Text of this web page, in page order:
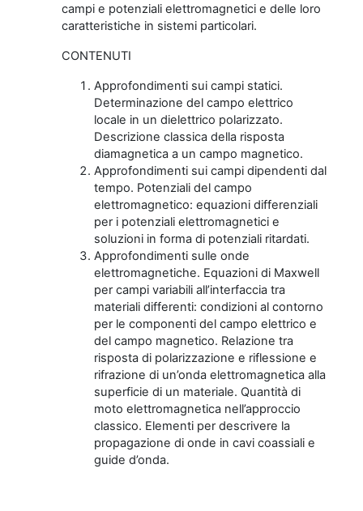
campi e potenziali elettromagnetici e delle loro
caratteristiche in sistemi particolari.
CONTENUTI
Approfondimenti sui campi statici.
Determinazione del campo elettrico
locale in un dielettrico polarizzato.
Descrizione classica della risposta
diamagnetica a un campo magnetico.
Approfondimenti sui campi dipendenti dal
tempo. Potenziali del campo
elettromagnetico: equazioni differenziali
per i potenziali elettromagnetici e
soluzioni in forma di potenziali ritardati.
Approfondimenti sulle onde
elettromagnetiche. Equazioni di Maxwell
per campi variabili all’interfaccia tra
materiali differenti: condizioni al contorno
per le componenti del campo elettrico e
del campo magnetico. Relazione tra
risposta di polarizzazione e riflessione e
rifrazione di un’onda elettromagnetica alla
superficie di un materiale. Quantità di
moto elettromagnetica nell’approccio
classico. Elementi per descrivere la
propagazione di onde in cavi coassiali e
guide d’onda.